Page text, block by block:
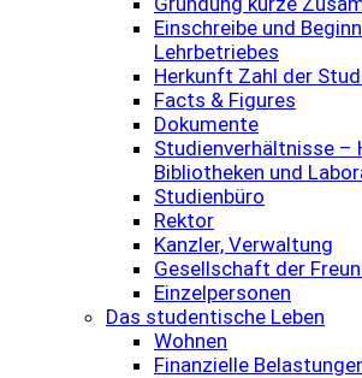
Einschreibe und
Lehrbetriebes
Herkunft Zahl der
Facts & Figures
Dokumente
Studienverhältnisse –
Bibliotheken und
Studienbüro
Rektor
Kanzler, Verwaltung
Gesellschaft der
Einzelpersonen
Das studentische Leben
Wohnen
Finanzielle